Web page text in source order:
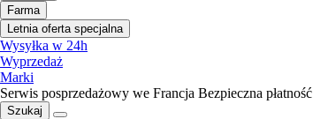
Farma
Letnia oferta specjalna
Wysyłka w 24h
Wyprzedaż
Marki
Serwis posprzedażowy we Francja Bezpieczna płatność
Szukaj